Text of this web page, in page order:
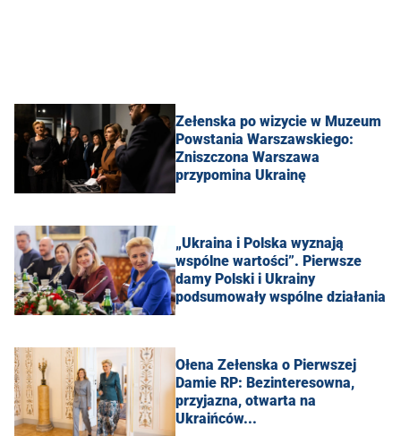
Zełenska po wizycie w Muzeum
Powstania Warszawskiego:
Zniszczona Warszawa
przypomina Ukrainę
„Ukraina i Polska wyznają
wspólne wartości”. Pierwsze
damy Polski i Ukrainy
podsumowały wspólne działania
Ołena Zełenska o Pierwszej
Damie RP: Bezinteresowna,
przyjazna, otwarta na
Ukraińców...